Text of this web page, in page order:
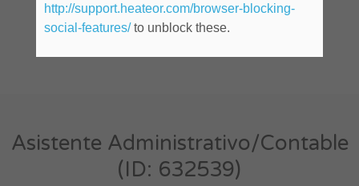
Company Social
Asistente Administrativo/Contable
(ID: 632539)
http://support.heateor.com/browser-blocking-
social-features/to unblock these.